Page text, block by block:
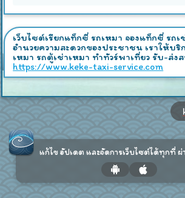
เว็บไซต์เรียกแท็กซี่ รถเหมา จองแท็กซี่ รถ
อำนวยความสะดวกของประชาชน เราให้บริ
เหมา รถตู้เช่าเหมา ทำทัวร์พาเที่ยว รับ-ส่ง
https://www.keke-taxi-service.com
แก้ไข อัปเดต และจัดการเว็บไซต์ได้ทุกที่